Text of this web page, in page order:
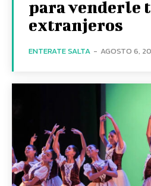
para venderle
extranjeros
ENTERATE SALTA - AGOSTO 6,